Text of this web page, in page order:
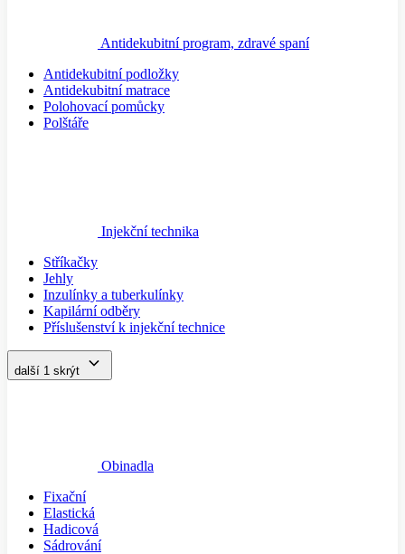
Antidekubitní program, zdravé spaní
Antidekubitní podložky
Antidekubitní matrace
Polohovací pomůcky
Polštáře
Injekční technika
Stříkačky
Jehly
Inzulínky a tuberkulínky
Kapilární odběry
Příslušenství k injekční technice
další 1 skrýt
Obinadla
Fixační
Elastická
Hadicová
Sádrování